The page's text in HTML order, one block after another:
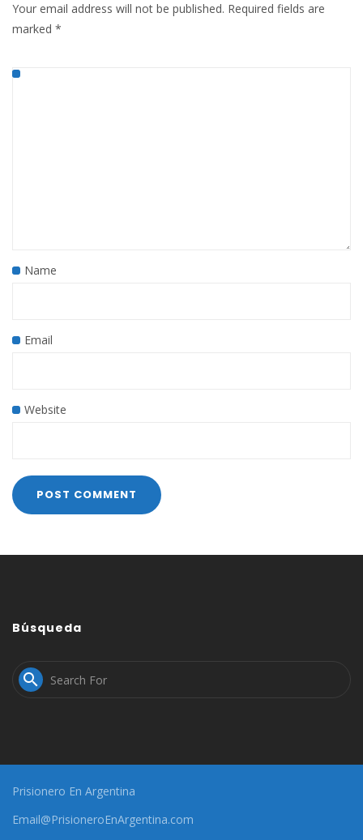
Your email address will not be published. Required fields are
marked *
Name
Email
Website
Búsqueda

Prisionero En Argentina
Email@PrisioneroEnArgentina.com